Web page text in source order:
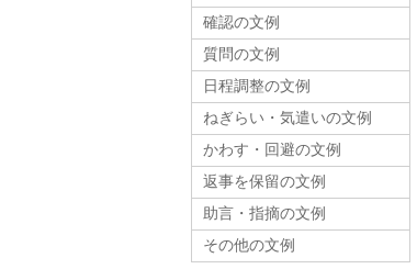
確認の文例
質問の文例
日程調整の文例
ねぎらい・気遣いの文例
かわす・回避の文例
返事を保留の文例
助言・指摘の文例
その他の文例